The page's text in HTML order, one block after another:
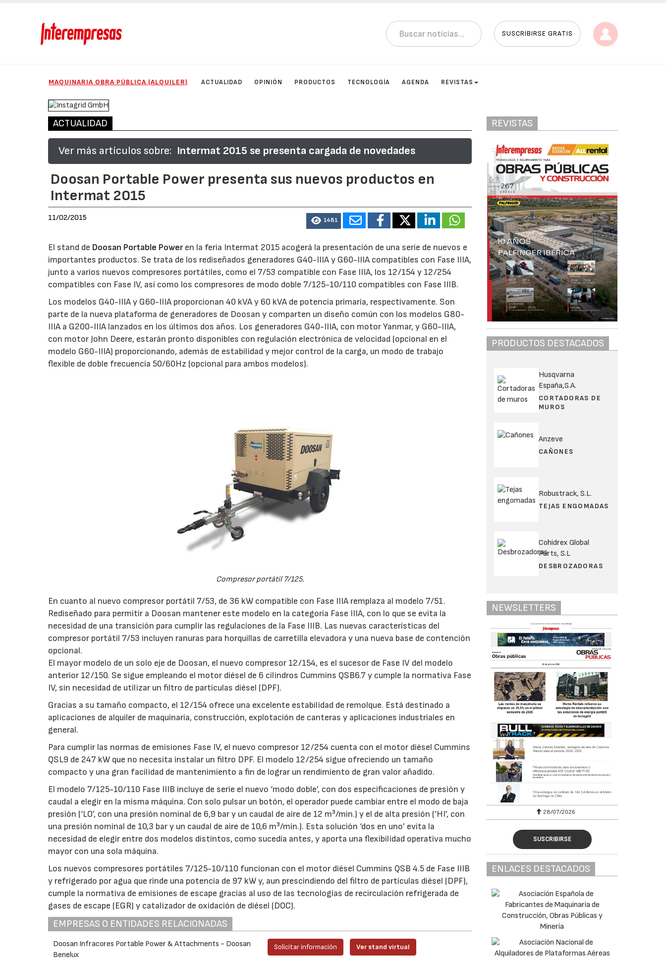
SUSCRIBIRSE GRATIS
MAQUINARIA OBRA PÚBLICA (ALQUILER) ACTUALIDAD OPINIÓN PRODUCTOS TECNOLOGÍA AGENDA REVISTAS
ACTUALIDAD
Ver más artículos sobre: Intermat 2015 se presenta cargada de novedades
Doosan Portable Power presenta sus nuevos productos en
Intermat 2015
11/02/2015 1481
El stand de Doosan Portable Poweren la feria Intermat 2015 acogerá la presentación de una serie de nuevos e
importantes productos. Se trata de los rediseñados generadores G40-IIIA y G60-IIIA compatibles con Fase IIIA,
junto a varios nuevos compresores portátiles, como el 7/53 compatible con Fase IIIA, los 12/154 y 12/254
compatibles con Fase IV, así como los compresores de modo doble 7/125-10/110 compatibles con Fase IIIB.
Los modelos G40-IIIA y G60-IIIA proporcionan 40 kVA y 60 kVA de potencia primaria, respectivamente. Son
parte de la nueva plataforma de generadores de Doosan y comparten un diseño común con los modelos G80-
IIIA a G200-IIIA lanzados en los últimos dos años. Los generadores G40-IIIA, con motor Yanmar, y G60-IIIA,
con motor John Deere, estarán pronto disponibles con regulación electrónica de velocidad (opcional en el
modelo G60-IIIA) proporcionando, además de estabilidad y mejor control de la carga, un modo de trabajo
flexible de doble frecuencia 50/60Hz (opcional para ambos modelos).
Compresor portátil 7/125.
En cuanto al nuevo compresor portátil 7/53, de 36 kW compatible con Fase IIIA remplaza al modelo 7/51.
Rediseñado para permitir a Doosan mantener este modelo en la categoría Fase IIIA, con lo que se evita la
necesidad de una transición para cumplir las regulaciones de la Fase IIIB. Las nuevas características del
compresor portátil 7/53 incluyen ranuras para horquillas de carretilla elevadora y una nueva base de contención
opcional.
El mayor modelo de un solo eje de Doosan, el nuevo compresor 12/154, es el sucesor de Fase IV del modelo
anterior 12/150. Se sigue empleando el motor diésel de 6 cilindros Cummins QSB6.7 y cumple la normativa Fase
IV, sin necesidad de utilizar un filtro de partículas diésel (DPF).
Gracias a su tamaño compacto, el 12/154 ofrece una excelente estabilidad de remolque. Está destinado a
aplicaciones de alquiler de maquinaria, construcción, explotación de canteras y aplicaciones industriales en
general.
Para cumplir las normas de emisiones Fase IV, el nuevo compresor 12/254 cuenta con el motor diésel Cummins
QSL9 de 247 kW que no necesita instalar un filtro DPF. El modelo 12/254 sigue ofreciendo un tamaño
compacto y una gran facilidad de mantenimiento a fin de lograr un rendimiento de gran valor añadido.
El modelo 7/125-10/110 Fase IIIB incluye de serie el nuevo ‘modo doble’, con dos especificaciones de presión y
caudal a elegir en la misma máquina. Con solo pulsar un botón, el operador puede cambiar entre el modo de baja
presión (‘LO’, con una presión nominal de 6,9 bar y un caudal de aire de 12 m³/min.) y el de alta presión (‘HI’, con
una presión nominal de 10,3 bar y un caudal de aire de 10,6 m³/min.). Esta solución ‘dos en uno’ evita la
necesidad de elegir entre dos modelos distintos, como sucedía antes, y aporta una flexibilidad operativa mucho
mayor con una sola máquina.
Los nuevos compresores portátiles 7/125-10/110 funcionan con el motor diésel Cummins QSB 4.5 de Fase IIIB
y refrigerado por agua que rinde una potencia de 97 kW y, aun prescindiendo del filtro de partículas diésel (DPF),
cumple la normativa de emisiones de escape gracias al uso de las tecnologías de recirculación refrigerada de
gases de escape (EGR) y catalizador de oxidación de diésel (DOC).
EMPRESAS O ENTIDADES RELACIONADAS
Doosan Infracores Portable Power & Attachments - Doosan
Benelux
Solicitar información Ver stand virtual
REVISTAS
PRODUCTOS DESTACADOS
Husqvarna
España,S.A.
CORTADORAS DE
MUROS
Anzeve
CAÑONES
Robustrack, S.L.
TEJAS ENGOMADAS
Cohidrex Global
Parts, S.L
DESBROZADORAS
NEWSLETTERS
28/07/2026 30/07/2026 28/07/2026
SUSCRIBIRSE
ENLACES DESTACADOS